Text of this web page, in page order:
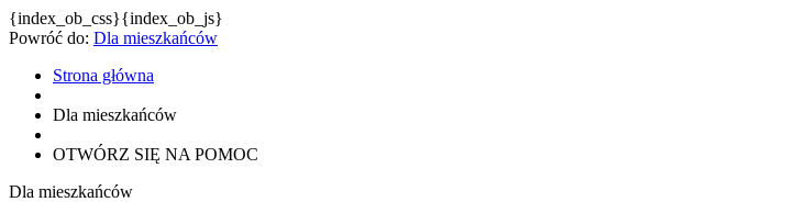
{index_ob_css}{index_ob_js}
Powróć do: Dla mieszkańców
Strona główna
Dla mieszkańców
OTWÓRZ SIĘ NA POMOC
Dla mieszkańców